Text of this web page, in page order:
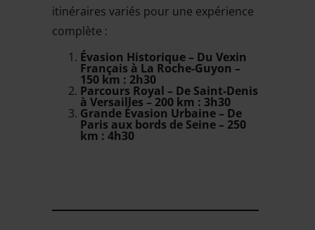
itinéraires variés pour une expérience
complète :
Évasion Historique – Du Vexin
Français à La Roche-Guyon –
150 km : 2h30
Parcours Royal – De Saint-Denis
à Versailles – 200 km : 3h30
Grande Évasion Urbaine – De
Paris aux bords de Seine – 250
km : 4h30